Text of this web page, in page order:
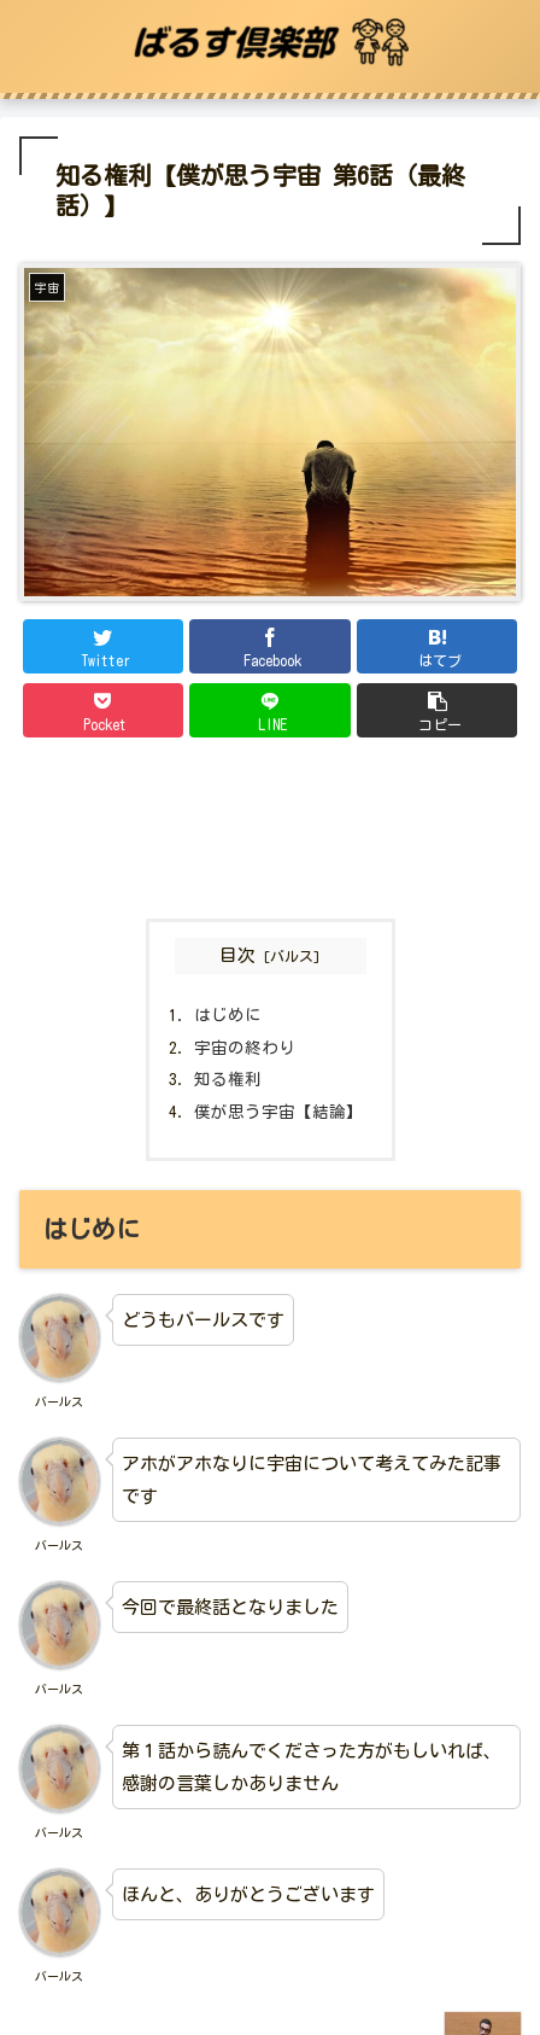
知る権利【僕が思う宇宙 第6話（最終
話）】
宇宙
Twitter Facebook はてブ
Pocket LINE コピー
目次
はじめに
宇宙の終わり
知る権利
僕が思う宇宙【結論】
はじめに
バールス
どうもバールスです
バールス
アホがアホなりに宇宙について考えてみた記事
です
バールス
今回で最終話となりました
バールス
第１話から読んでくださった方がもしいれば、
感謝の言葉しかありません
バールス
ほんと、ありがとうございます